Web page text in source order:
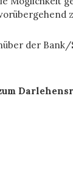
der Bank/